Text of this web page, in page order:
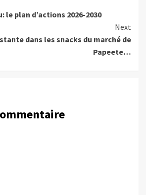
le plan d’actions 2026-2030
Next
dans les snacks du marché de
Papeete…